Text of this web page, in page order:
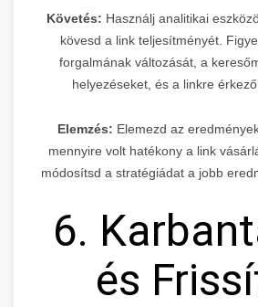
Követés: Használj analitikai
kövesd a link teljesítményét.
forgalmának változását, a
helyezéseket, és a linkre
Elemzés: Elemezd az
mennyire volt hatékony a link
módosítsd a stratégiádat a jobb
6.
és